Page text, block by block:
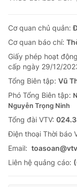
Cơ quan chủ quản:
Cơ quan báo chí:
Giấy phép hoạt
cấp ngày 29/12/
Tổng Biên tập: Vũ
Phó Tổng Biên tập:
Nguyễn Trọng Ninh
Tổng đài VTV:
Ðiện thoại Thời báo
Email:
Liên hệ quảng cáo: